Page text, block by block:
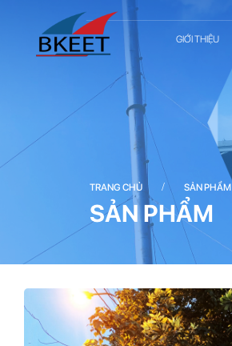
GIỚI THIỆU
TRANG CHỦ / SẢN PHẨM
SẢN PHẨM